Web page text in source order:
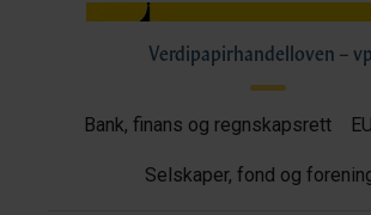
Verdipapirhandelloven –
Bank, finans og regnskapsrett
Selskaper, fond og